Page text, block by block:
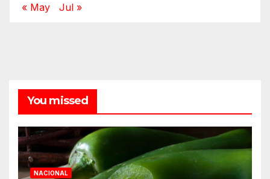
« May Jul »
You missed
NACIONAL